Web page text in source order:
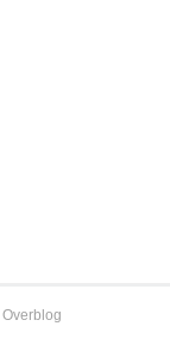
Overblog